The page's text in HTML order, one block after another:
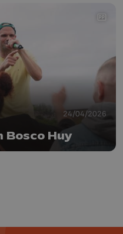
24/04/2026
Bosco Huy